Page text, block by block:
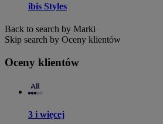
ibis Styles
Back to search by Marki
Skip search by Oceny klientów
Oceny klientów
3 i więcej